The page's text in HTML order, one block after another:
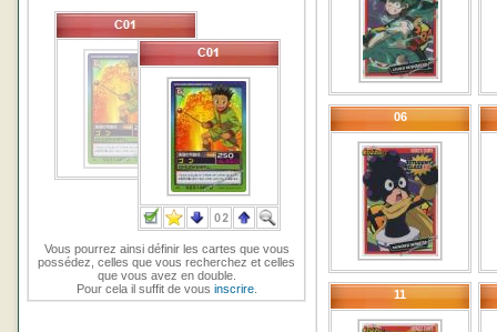
Vous pourrez ainsi définir les cartes que vous
possédez, celles que vous recherchez et celles
que vous avez en double.
Pour cela il suffit de vous inscrire.
06
11